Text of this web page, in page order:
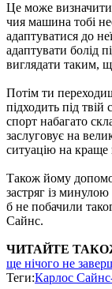
Це може
чия машина тобі
адаптуватися до
адаптувати болід
виглядати таким,
Потім ти
підходить під
спорт набагато
заслуговує на
ситуацію на краще
Також йому
застряг із
б не побачили
Сайнс.
ЧИТАЙТЕ
ще нічого не
Теги:Карлос